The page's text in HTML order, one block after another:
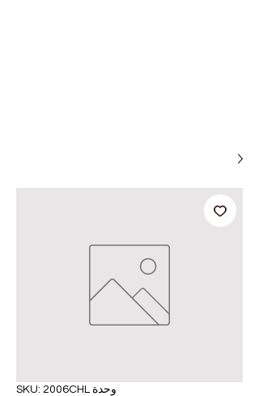
وحدة SKU: 2006CHL